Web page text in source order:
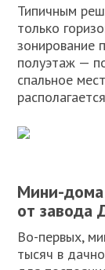
Типичным
только
зонирование
полуэтаж —
спальное
Мини-дома
от завода
Во-первых,
тысяч в